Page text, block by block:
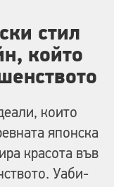
стил
който
които
японска
красота във
Уаби-